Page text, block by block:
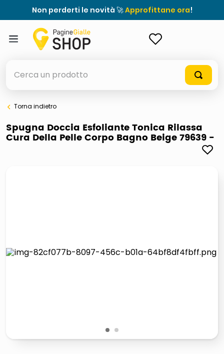
Non perderti le novità 🚀Approfittane ora!
elenchi telefonici
orologio parete
Torna indietro
Spugna Doccia Esfoliante Tonica Rilassa
Cura Della Pelle Corpo Bagno Beige 79639 -
1 2